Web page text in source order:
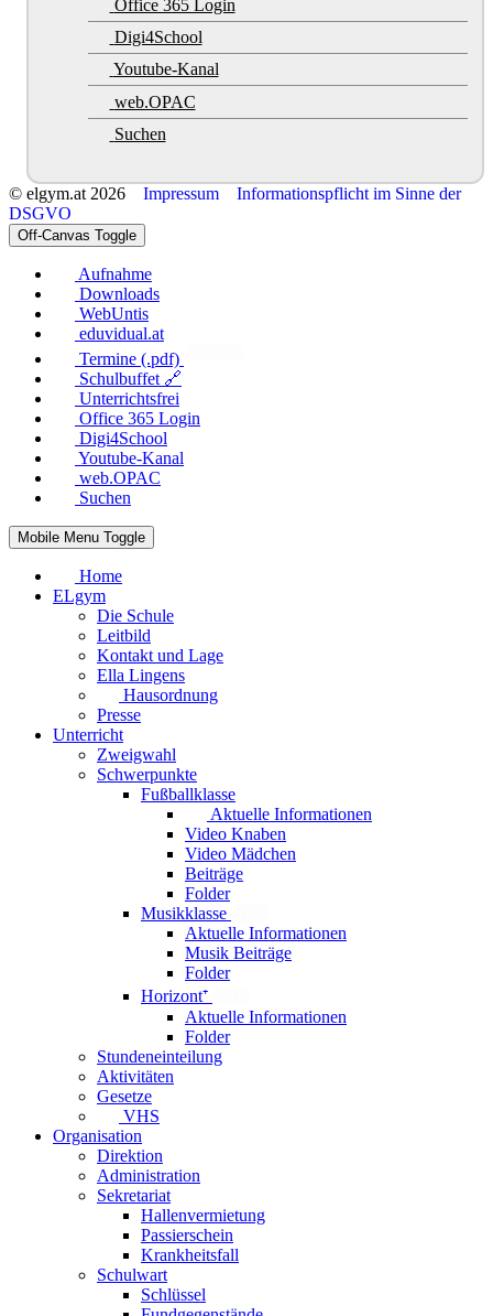
Office 365 Login
Digi4School
Youtube-Kanal
web.OPAC
Suchen
© elgym.at 2026 Impressum
Informationspflicht im Sinne der
DSGVO
Off-Canvas Toggle
Aufnahme
Downloads
WebUntis
eduvidual.at
Termine (.pdf)
Schulbuffet 🔗
Unterrichtsfrei
Office 365 Login
Digi4School
Youtube-Kanal
web.OPAC
Suchen
Mobile Menu Toggle
Home
ELgym
Die Schule
Leitbild
Kontakt und Lage
Ella Lingens
Hausordnung
Presse
Unterricht
Zweigwahl
Schwerpunkte
Fußballklasse
Aktuelle Informationen
Video Knaben
Video Mädchen
Beiträge
Folder
Musikklasse
Aktuelle Informationen
Musik Beiträge
Folder
Horizont⁺
Aktuelle Informationen
Folder
Stundeneinteilung
Aktivitäten
Gesetze
VHS
Organisation
Direktion
Administration
Sekretariat
Hallenvermietung
Passierschein
Krankheitsfall
Schulwart
Schlüssel